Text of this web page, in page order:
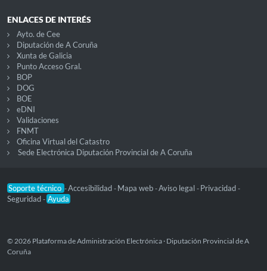
ENLACES DE INTERÉS
Ayto. de Cee
Diputación de A Coruña
Xunta de Galicia
Punto Acceso Gral.
BOP
DOG
BOE
eDNI
Validaciones
FNMT
Oficina Virtual del Catastro
Sede Electrónica Diputación Provincial de A Coruña
Soporte técnico -Accesibilidad - Mapa web -Aviso legal - Privacidad -
Seguridad - Ayuda
© 2026 Plataforma de Administración Electrónica · Diputación Provincial de A
Coruña